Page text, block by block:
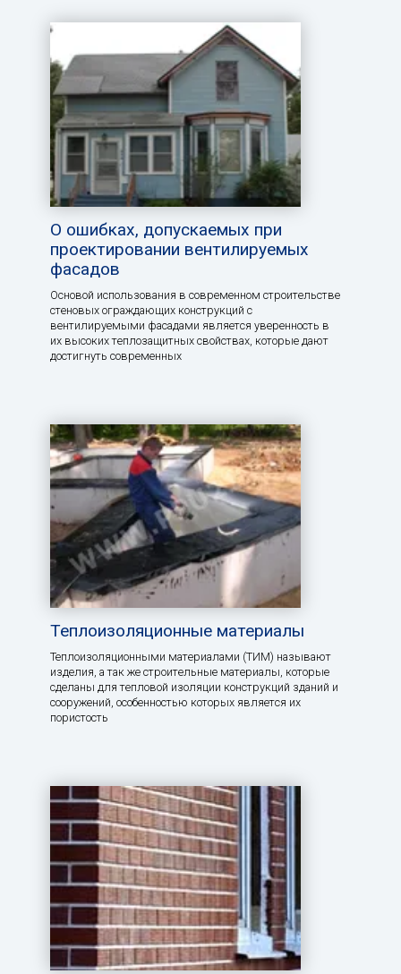
О ошибках, допускаемых при
проектировании вентилируемых
фасадов
Основой использования в современном строительстве
стеновых ограждающих конструкций с
вентилируемыми фасадами является уверенность в
их высоких теплозащитных свойствах, которые дают
достигнуть современных
Теплоизоляционные материалы
Теплоизоляционными материалами (ТИМ) называют
изделия, а так же строительные материалы, которые
сделаны для тепловой изоляции конструкций зданий и
сооружений, особенностью которых является их
пористость